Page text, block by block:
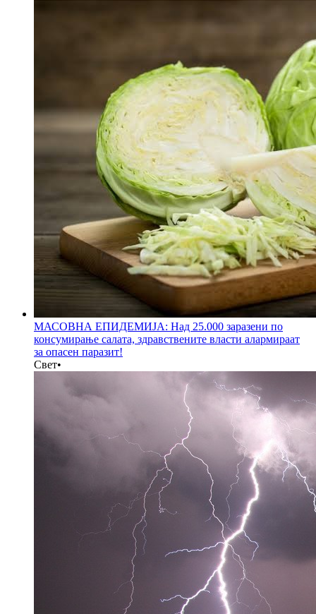
МАСОВНА ЕПИДЕМИЈА: Над 25.000 заразени по
консумирање салата, здравствените власти алармираат
за опасен паразит!
Свет•